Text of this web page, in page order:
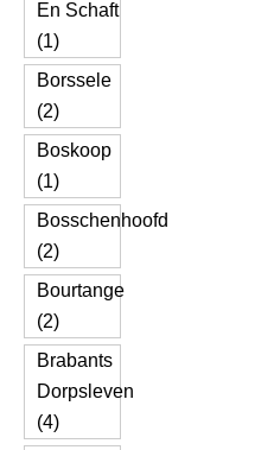
En Schaft
(1)
Borssele
(2)
Boskoop
(1)
Bosschenhoofd
(2)
Bourtange
(2)
Brabants
Dorpsleven
(4)